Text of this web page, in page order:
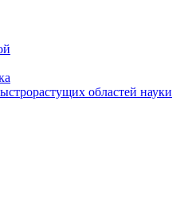
областей науки